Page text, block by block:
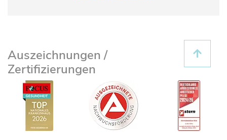
Auszeichnungen /
Zertifizierungen